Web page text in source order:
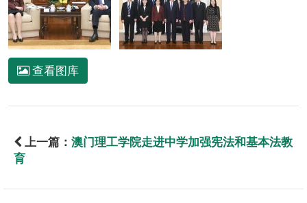
查看图库
上一篇： 澳门理工学院走进中学加强宪法和基本法教
育